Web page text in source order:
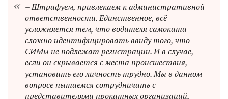
– Штрафуем, привлекаем к административной
ответственности. Единственное, всё
усложняется тем, что водителя самоката
сложно идентифицировать ввиду того, что
СИМы не подлежат регистрации. И в случае,
если он скрывается с места происшествия,
установить его личность трудно. Мы в данном
вопросе пытаемся сотрудничать с
представителями прокатных организаций,